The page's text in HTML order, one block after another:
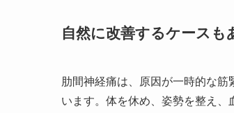
自然に改善するケースも
肋間神経痛は、原因が一時的な
います。体を休め、姿勢を整え